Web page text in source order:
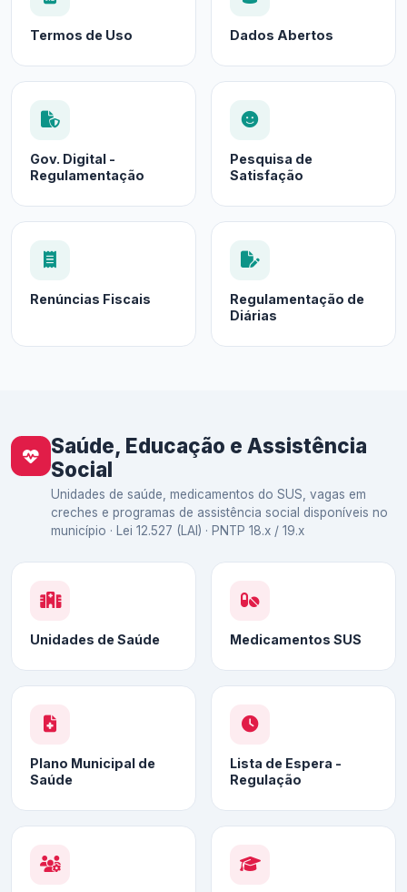
Termos de Uso Dados Abertos
Gov. Digital -
Regulamentação
Pesquisa de
Satisfação
Renúncias Fiscais
Regulamentação de
Diárias
Saúde, Educação e Assistência
Social
Unidades de saúde, medicamentos do SUS, vagas em
creches e programas de assistência social disponíveis no
município · Lei 12.527 (LAI) · PNTP 18.x / 19.x
Unidades de Saúde Medicamentos SUS
Plano Municipal de
Saúde
Lista de Espera -
Regulação